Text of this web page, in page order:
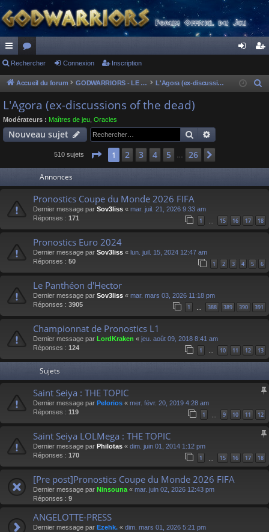
ac
co
ur
ci
or
u
s
ne cri
Rechercher Connexion Inscription
Accueil du forum GODWARRIORS - LE JEU L'Agora (ex-discussions of the dead)
e
L'Agora (ex-discussions of the dead)
Modérateurs : Maîtres de jeu Oracles
Nouveau sujet Rechercher
510 sujets Page 1sur 26
1 2 3 4 5 26
Annonces
Pronostics Coupe du Monde 2026 FIFA
Dernier message par Sov3liss « mar. juil. 21, 2026 9:33 am
Réponses : 171 1 15 16 17 18
Pronostics Euro 2024
Dernier message par Sov3liss « lun. juil. 15, 2024 12:47 am
Réponses : 50 1 2 3 4 5 6
Le Panthéon d'Hector
Dernier message par Sov3liss « mar. mars 03, 2026 11:18 pm
Réponses : 3905 1 388 389 390 391
Championnat de Pronostics L1
Dernier message par LordKraken « jeu. août 09, 2018 8:41 am
Réponses : 124 1 10 11 12 13
Sujets
Saint Seiya : THE TOPIC
Dernier message par Pelorios « mer. févr. 20, 2019 4:28 am
Réponses : 119 1 … 9 10 11 12
Saint Seiya LOLMega : THE TOPIC
Dernier message par Philotas « dim. juin 01, 2014 1:12 pm
Réponses : 170 1 … 15 16 17 18
[Pre post]Pronostics Coupe du Monde 2026 FIFA
Dernier message par Ninsouna « mar. juin 02, 2026 12:43 pm
Réponses : 9
ANGELOTTE-PRESS
Dernier message par Ezehk. « dim. mars 01, 2026 5:21 pm